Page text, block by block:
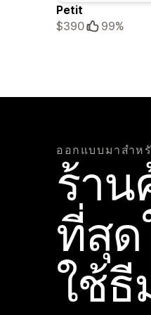
Petit
$390
99%
ออกแบบมาสำห
ร้า
ที่สุด
ใช้ธี